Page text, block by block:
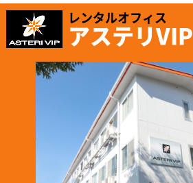
レンタルオフィス
アステリVIP